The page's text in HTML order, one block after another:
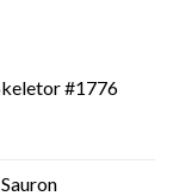
#1776